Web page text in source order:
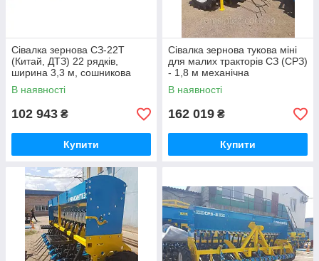
Сівалка зернова СЗ-22Т
(Китай, ДТЗ) 22 рядків,
ширина 3,3 м, сошникова
дискова навісна китайська
В наявності
102 943 ₴
Купити
Сівалка зернова тукова міні
для малих тракторів СЗ (СРЗ)
- 1,8 м механічна
зернотукова для рядкового
посіву
В наявності
162 019 ₴
Купити